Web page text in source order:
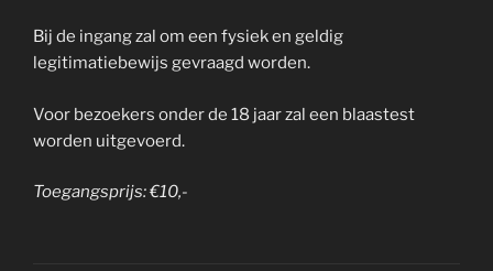
Bij de ingang zal om een fysiek en geldig
legitimatiebewijs gevraagd worden.
Voor bezoekers onder de 18 jaar zal een blaastest
worden uitgevoerd.
Toegangsprijs: €10,-